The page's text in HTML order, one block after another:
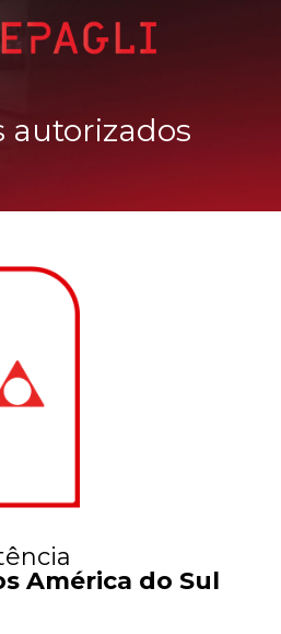
autorizados
América do Sul